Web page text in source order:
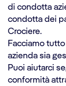
di condotta
condotta dei
Crociere.
Facciamo
azienda sia
Puoi aiutarci
conformità